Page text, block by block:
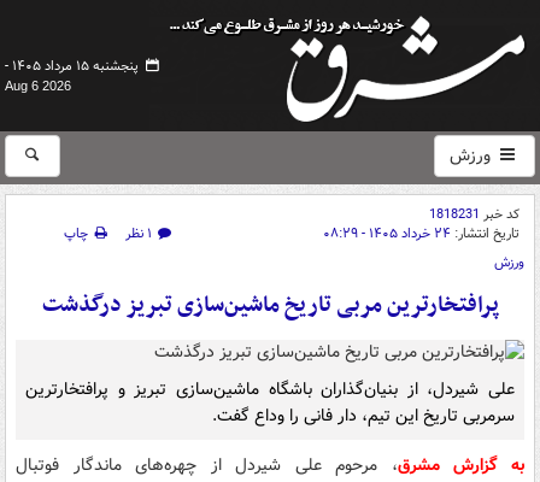
پنجشنبه ۱۵ مرداد ۱۴۰۵ -
Aug 6 2026
ورزش
کد خبر 1818231
تاریخ انتشار: ۲۴ خرداد ۱۴۰۵ - ۰۸:۲۹ ۱ نظر
چاپ
ورزش
پرافتخارترین مربی تاریخ ماشین‌سازی تبریز درگذشت
علی شیردل، از بنیان‌گذاران باشگاه ماشین‌سازی تبریز و پرافتخارترین
سرمربی تاریخ این تیم، دار فانی را وداع گفت.
به گزارش مشرق، مرحوم علی شیردل از چهره‌های ماندگار فوتبال